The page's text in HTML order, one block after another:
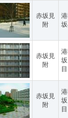
赤坂見
附
赤坂見
附
目
赤坂見
附
目